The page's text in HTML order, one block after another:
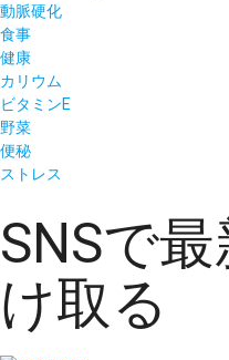
動脈硬化
食事
健康
カリウム
ビタミンE
野菜
便秘
ストレス
SNSで
け取る